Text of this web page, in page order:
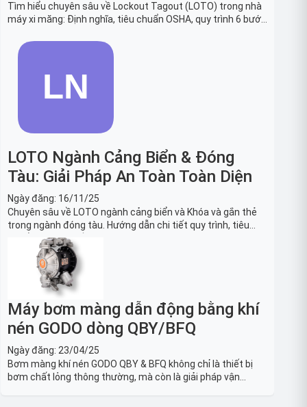
Tìm hiểu chuyên sâu về Lockout Tagout (LOTO) trong nhà
máy xi măng: Định nghĩa, tiêu chuẩn OSHA, quy trình 6 bước
nung, máy nghiền an toàn.
LOTO Ngành Cảng Biển & Đóng
Tàu: Giải Pháp An Toàn Toàn Diện
Ngày đăng: 16/11/25
Chuyên sâu về LOTO ngành cảng biển và Khóa và gắn thẻ
trong ngành đóng tàu. Hướng dẫn chi tiết quy trình, tiêu
chuẩn OSHA, thiết bị và Giải pháp LOTO trong công nghiệp
đóng tàu toàn diện.
Máy bơm màng dẫn động bằng khí
nén GODO dòng QBY/BFQ
Ngày đăng: 23/04/25
Bơm màng khí nén GODO QBY & BFQ không chỉ là thiết bị
bơm chất lỏng thông thường, mà còn là giải pháp vận